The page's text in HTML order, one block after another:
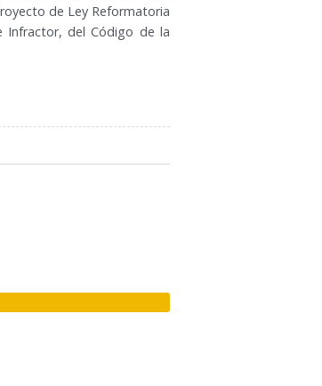
de Ley Reformatoria
Infractor, del Código de la